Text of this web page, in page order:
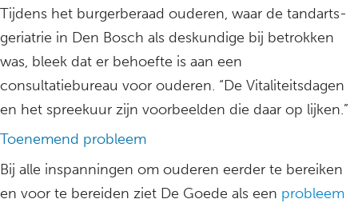
Tijdens het burgerberaad ouderen, waar de tandarts-
geriatrie in Den Bosch als deskundige bij betrokken
was, bleek dat er behoefte is aan een
consultatiebureau voor ouderen. “De Vitaliteitsdagen
en het spreekuur zijn voorbeelden die daar op lijken.”
Toenemend probleem
Bij alle inspanningen om ouderen eerder te bereiken
en voor te bereiden ziet De Goede als een probleem